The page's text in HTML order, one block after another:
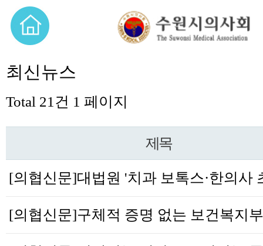
최신뉴스
Total 21건 1 페이지
제목